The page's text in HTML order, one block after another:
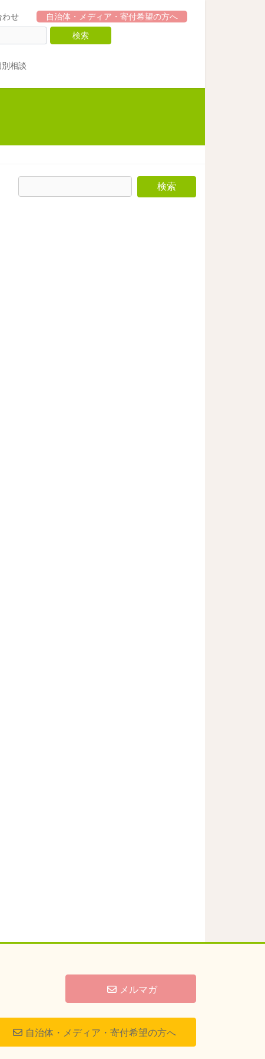
わせ 自治体・メディア・寄付希望の方へ
別相談
メルマガ
自治体・メディア・寄付希望の方へ